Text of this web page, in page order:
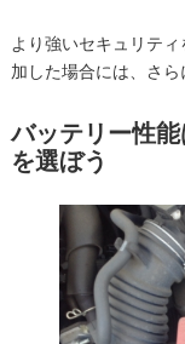
より強いセキュリテ
加した場合には、さら
バッテリー性
を選ぼう